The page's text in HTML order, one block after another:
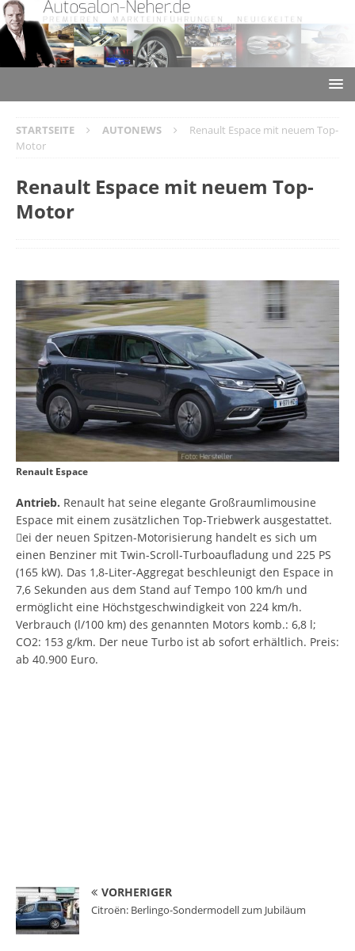
STARTSEITE AUTONEWS
Renault Espace mit neuem Top-
Motor
Renault Espace mit neuem Top-
Motor
Renault Espace
Antrieb. Renault hat seine elegante Großraumlimousine
Espace mit einem zusätzlichen Top-Triebwerk ausgestattet.
ei der neuen Spitzen-Motorisierung handelt es sich um
einen Benziner mit Twin-Scroll-Turboaufladung und 225 PS
(165 kW). Das 1,8-Liter-Aggregat beschleunigt den Espace in
7,6 Sekunden aus dem Stand auf Tempo 100 km/h und
ermöglicht eine Höchstgeschwindigkeit von 224 km/h.
Verbrauch (l/100 km) des genannten Motors komb.: 6,8 l;
CO2: 153 g/km. Der neue Turbo ist ab sofort erhältlich. Preis:
ab 40.900 Euro.
VORHERIGER
Citroën: Berlingo-Sondermodell zum Jubiläum